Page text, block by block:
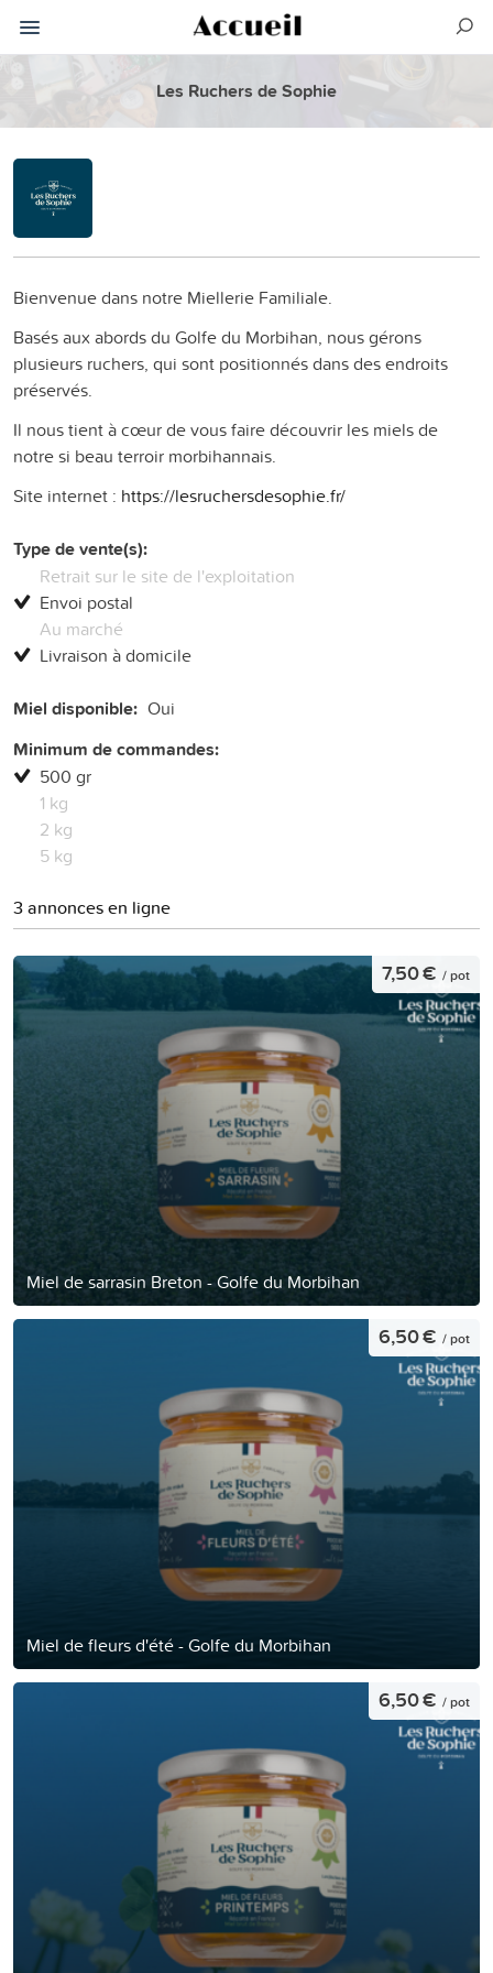
Les Ruchers de Sophie
Bienvenue dans notre Miellerie Familiale.
Basés aux abords du Golfe du Morbihan, nous gérons
plusieurs ruchers, qui sont positionnés dans des endroits
préservés.
Il nous tient à cœur de vous faire découvrir les miels de
notre si beau terroir morbihannais.
Site internet : https://lesruchersdesophie.fr/
Type de vente(s):
Retrait sur le site de l'exploitation
Envoi postal
Au marché
Livraison à domicile
Miel disponible: Oui
Minimum de commandes:
500 gr
1 kg
2 kg
5 kg
3 annonces en ligne
Miel de sarrasin Breton - Golfe du Morbihan
7,50 € / pot
Miel de fleurs d'été - Golfe du Morbihan
6,50 € / pot
6,50 € / pot